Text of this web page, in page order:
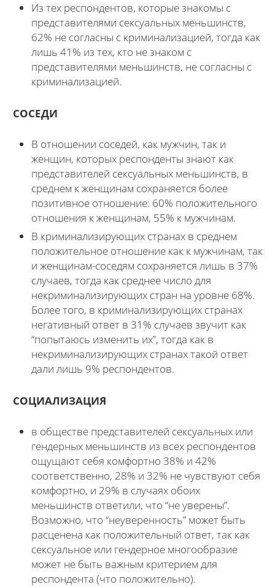
Из тех респондентов, которые знакомы с
представителями сексуальных меньшинств,
62% не согласны с криминализацией, тогда как
лишь 41% из тех, кто не знаком с
представителями меньшинств, не согласны с
криминализацией.
СОСЕДИ
В отношении соседей, как мужчин, так и
женщин, которых респонденты знают как
представителей сексуальных меньшинств, в
среднем к женщинам сохраняется более
позитивное отношение: 60% положительного
отношения к женщинам, 55% к мужчинам.
В криминализирующих странах в среднем
положительное отношение как к мужчинам, так
и женщинам-соседям сохраняется лишь в 37%
случаев, тогда как среднее число для
некриминализирующих стран на уровне 68%.
Более того, в криминализирующих странах
негативный ответ в 31% случаев звучит как
“попытаюсь изменить их”, тогда как в
некриминализирующих странах такой ответ
дали лишь 9% респондентов.
СОЦИАЛИЗАЦИЯ
в обществе представителей сексуальных или
гендерных меньшинств из всех респондентов
ощущают себя комфортно 38% и 42%
соответственно, 28% и 32% не чувствуют себя
комфортно, и 29% в случаях обоих
меньшинств ответили, что “не уверены”.
Возможно, что “неуверенность” может быть
расценена как положительный ответ, так как
сексуальное или гендерное многообразие
может не быть важным критерием для
респондента (что положительно).